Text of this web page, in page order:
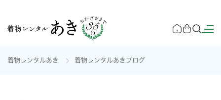
着物レンタルあき 着物レンタルあきブログ